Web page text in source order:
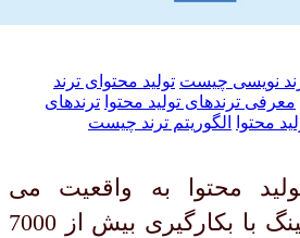
نویسی چیست تولید محتوای ترند
معرفی ترندهای تولید محتوا ترندهای
محتوا الگوریتم ترند چیست
محتوا به واقعیت می
رسانیم. رایا مارکتینگ با بکارگیری بیش از 7000